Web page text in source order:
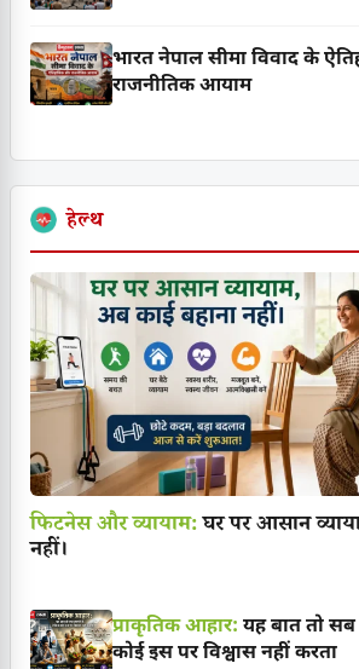
भारत नेपाल सीमा विवाद के
राजनीतिक आयाम
हेल्थ
फिटनेस और व्यायाम:घर पर आसान
नहीं।
प्राकृतिक आहार: यह बात तो
कोई इस पर विश्वास नहीं करता